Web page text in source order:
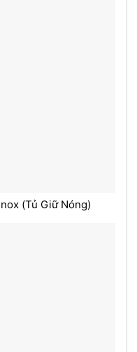
(Tủ Giữ Nóng)